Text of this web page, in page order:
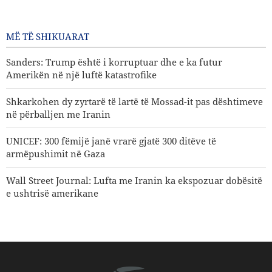
MË TË SHIKUARAT
Sanders: Trump është i korruptuar dhe e ka futur
Amerikën në një luftë katastrofike
Shkarkohen dy zyrtarë të lartë të Mossad-it pas dështimeve
në përballjen me Iranin
UNICEF: 300 fëmijë janë vrarë gjatë 300 ditëve të
armëpushimit në Gaza
Wall Street Journal: Lufta me Iranin ka ekspozuar dobësitë
e ushtrisë amerikane